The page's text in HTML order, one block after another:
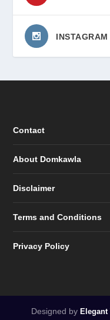
INSTAGRAM
Contact
About Domkawla
Disclaimer
Terms and Conditions
Privacy Policy
Designed by Elegant